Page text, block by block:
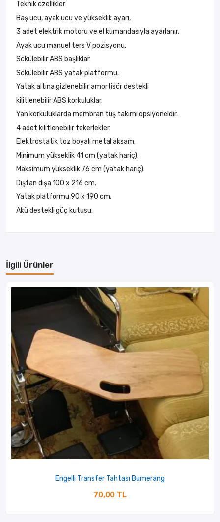
Teknik özellikler:
Baş ucu, ayak ucu ve yükseklik ayarı,
3 adet elektrik motoru ve el kumandasıyla ayarlanır.
Ayak ucu manuel ters V pozisyonu.
Sökülebilir ABS başlıklar.
Sökülebilir ABS yatak platformu.
Yatak altına gizlenebilir amortisör destekli
kilitlenebilir ABS korkuluklar.
Yan korkuluklarda membran tuş takımı opsiyoneldir.
4 adet kilitlenebilir tekerlekler.
Elektrostatik toz boyalı metal aksam.
Minimum yükseklik 41 cm (yatak hariç).
Maksimum yükseklik 76 cm (yatak hariç).
Dıştan dışa 100 x 216 cm.
Yatak platformu 90 x 190 cm.
Akü destekli güç kutusu.
İlgili Ürünler
Engelli Transfer Tahtası Bumerang
70,00 TL